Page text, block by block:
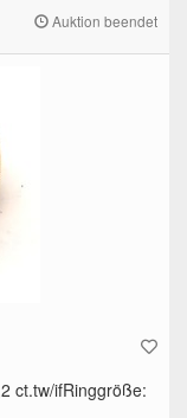
Auktion beendet
ct.tw/ifRinggröße: